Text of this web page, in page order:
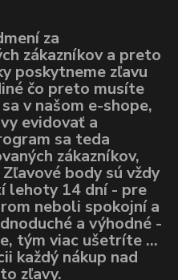
za
zákazníkov a preto
poskytneme zľavu
čo preto musíte
v našom e-shope,
evidovať a
sa teda
zákazníkov,
body sú vždy
lehoty 14 dní - pre
neboli spokojní a
a výhodné -
tým viac ušetríte ...
každý nákup nad
zľavy.